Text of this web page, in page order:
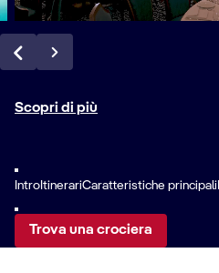
Scopri di più
Intro ItinerariCaratteristiche principali
Trova una crociera